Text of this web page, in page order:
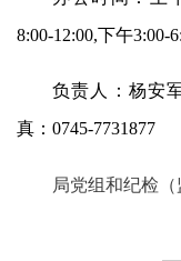
8:00-12:00,下午3:00-
负责人：杨
真：0745-7731877
局党组和纪检（